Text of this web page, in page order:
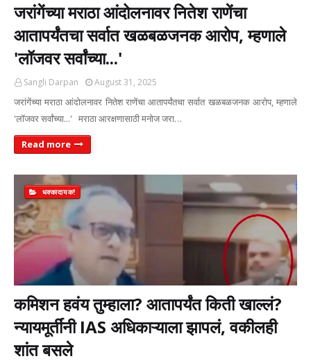
जरांगेंच्या मराठा आंदोलनावर नितेश राणेंचा
आतापर्यंतचा सर्वात खळबळजनक आरोप, म्हणाले
'लॉजवर सर्वांच्या...'
Sangli Darpan August 31, 2025
जरांगेंच्या मराठा आंदोलनावर नितेश राणेंचा आतापर्यंतचा सर्वात खळबळजनक आरोप, म्हणाले
'लॉजवर सर्वांच्या...' मराठा आरक्षणासाठी मनोज जरा…
Read more
धक्कादायक!
कमिशन हवंय तुम्हाला? आतापर्यंत किती खाल्लं?
न्यायमूर्तींनी IAS अधिकाऱ्याला झापलं, वकीलही
शांत बसले